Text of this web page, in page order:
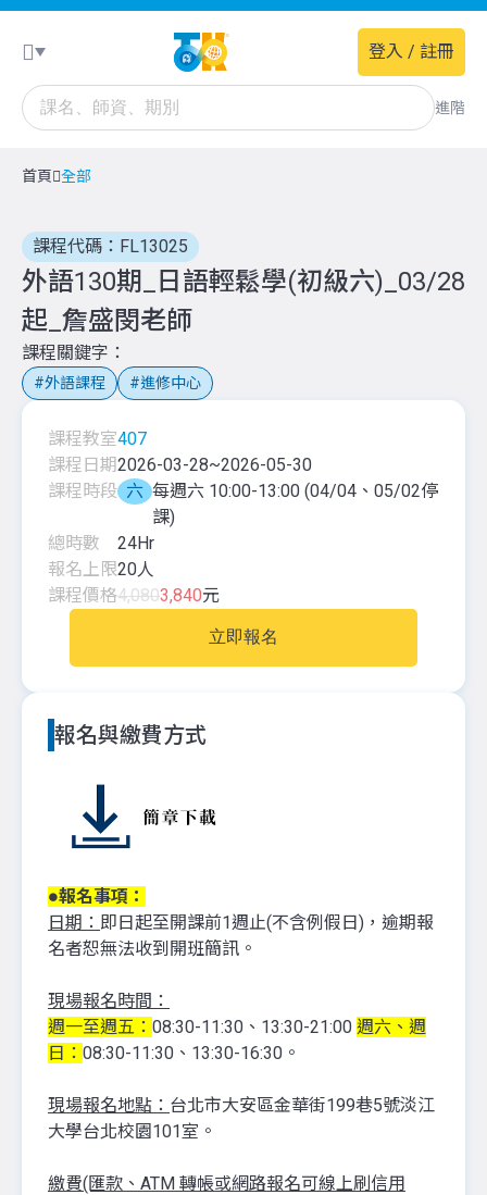
進階
登入 / 註冊
首頁 全部
課程代碼：FL13025
外語130期_日語輕鬆學(初級六)_03/28
起_詹盛閔老師
課程關鍵字
外語課程 進修中心
課程教室407
課程日期2026-03-28~2026-05-30
課程時段 六 每週六 10:00-13:00 (04/04、05/02停
課)
總時數
24Hr
報名上限20人
課程價格4,0803,840元
立即報名
報名與繳費方式
●報名事項：
日期： 即日起至開課前1週止(不含例假日)，逾期報
名者恕無法收到開班簡訊。
現場報名時間：
週一至週五： 08:30-11:30、13:30-21:00 週六、週
日： 08:30-11:30、13:30-16:30。
現場報名地點： 台北市大安區金華街199巷5號淡江
大學台北校園101室。
繳費(匯款、ATM 轉帳或網路報名可線上刷信用